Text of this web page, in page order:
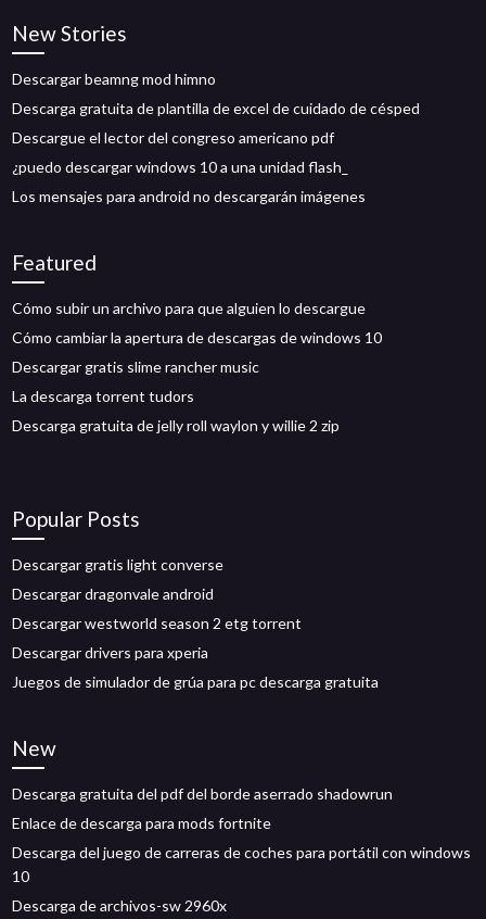
New Stories
Descargar beamng mod himno
Descarga gratuita de plantilla de excel de cuidado de césped
Descargue el lector del congreso americano pdf
¿puedo descargar windows 10 a una unidad flash_
Los mensajes para android no descargarán imágenes
Featured
Cómo subir un archivo para que alguien lo descargue
Cómo cambiar la apertura de descargas de windows 10
Descargar gratis slime rancher music
La descarga torrent tudors
Descarga gratuita de jelly roll waylon y willie 2 zip
Popular Posts
Descargar gratis light converse
Descargar dragonvale android
Descargar westworld season 2 etg torrent
Descargar drivers para xperia
Juegos de simulador de grúa para pc descarga gratuita
New
Descarga gratuita del pdf del borde aserrado shadowrun
Enlace de descarga para mods fortnite
Descarga del juego de carreras de coches para portátil con windows
10
Descarga de archivos-sw 2960x